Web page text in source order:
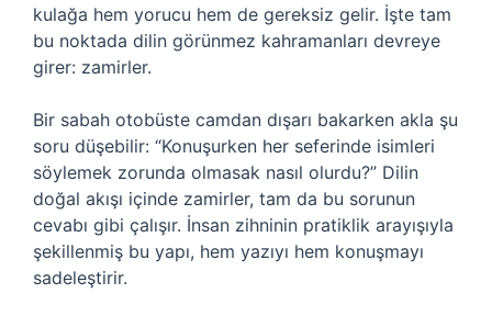
kulağa hem yorucu hem de gereksiz gelir. İşte tam
bu noktada dilin görünmez kahramanları devreye
girer: zamirler.
Bir sabah otobüste camdan dışarı bakarken akla şu
soru düşebilir: “Konuşurken her seferinde isimleri
söylemek zorunda olmasak nasıl olurdu?” Dilin
doğal akışı içinde zamirler, tam da bu sorunun
cevabı gibi çalışır. İnsan zihninin pratiklik arayışıyla
şekillenmiş bu yapı, hem yazıyı hem konuşmayı
sadeleştirir.